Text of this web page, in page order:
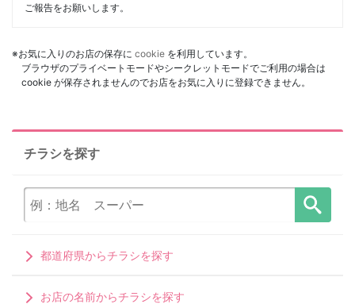
ご報告をお願いします。
※お気に入りのお店の保存に cookie を利用しています。
ブラウザのプライベートモードやシークレットモードでご利用の場合は
cookie が保存されませんのでお店をお気に入りに登録できません。
チラシを探す
都道府県からチラシを探す
お店の名前からチラシを探す